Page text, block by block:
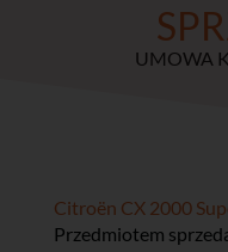
UMOWA
Citroën CX 2000
Przedmiotem